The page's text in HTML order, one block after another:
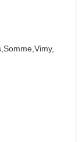
Somme,Vimy,